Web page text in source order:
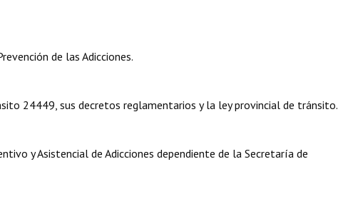
de las Adicciones.
24449, sus decretos reglamentarios y la ley provincial de tránsito.
y Asistencial de Adicciones dependiente de la Secretaría de